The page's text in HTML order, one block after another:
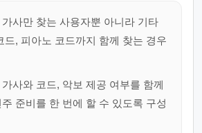
가사만 찾는 사용자뿐 아니라 기타
드, 피아노 코드까지 함께 찾는 경우
사와 코드, 악보 제공 여부를 함께
준비를 한 번에 할 수 있도록 구성